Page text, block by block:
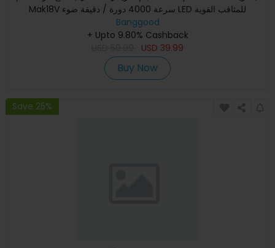
Mak18V سرعة 4000 دورة / دقيقة ضوء LED للمثاقب القوية
Banggood
+ Upto 9.80% Cashback
USD 39.99
Buy Now
Save 25%